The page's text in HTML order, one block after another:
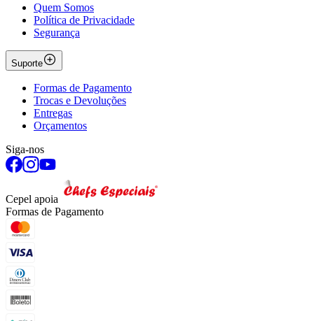
Quem Somos
Política de Privacidade
Segurança
Suporte
Formas de Pagamento
Trocas e Devoluções
Entregas
Orçamentos
Siga-nos
Cepel apoia
Formas de Pagamento